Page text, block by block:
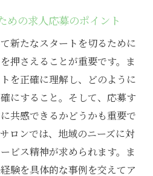
考える美容院の秘密
自分を発見できる美容院求
職場選びの基準
容院で見つける新たな自分
広げるための具体的なステ
近づくための求人選び
めの求人応募のポイント
新たなスタートを切るために
押さえることが重要です。ま
を正確に理解し、どのように
にすること。そして、応募す
共感できるかどうかも重要で
ロンでは、地域のニーズに対
ビス精神が求められます。ま
験を具体的な事例を交えてア